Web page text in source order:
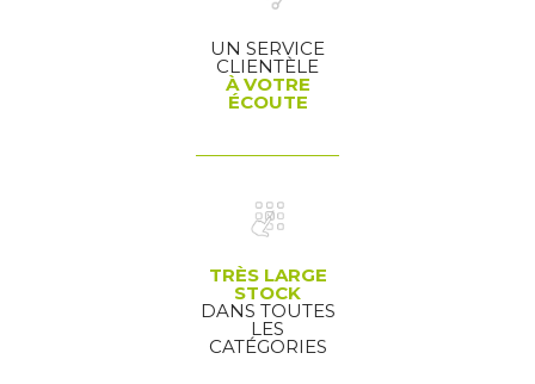
UN SERVICE
CLIENTÈLE
À VOTRE
ÉCOUTE
TRÈS LARGE
STOCK
DANS TOUTES
LES
CATÉGORIES